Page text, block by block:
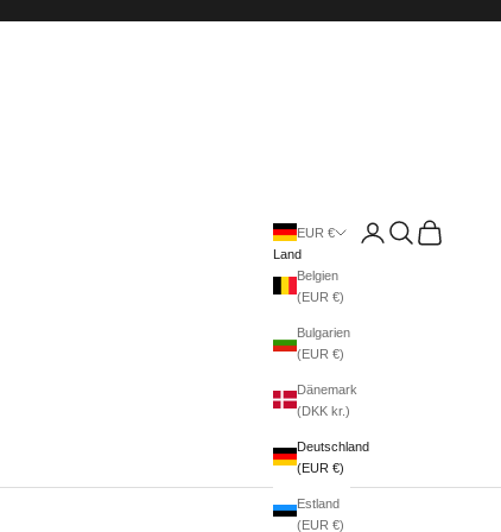
EUR €
Land
Belgien
(EUR €)
Bulgarien
(EUR €)
Dänemark
(DKK kr.)
Deutschland
(EUR €)
Estland
(EUR €)
AnmeldenSuchenWarenkorb